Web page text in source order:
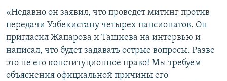
«Недавно он заявил, что проведет митинг против
передачи Узбекистану четырех пансионатов. Он
пригласил Жапарова и Ташиева на интервью и
написал, что будет задавать острые вопросы. Разве
это не его конституционное право! Мы требуем
объяснения официальной причины его